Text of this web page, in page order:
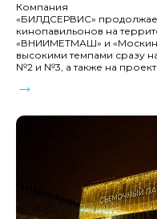
Компания
«БИЛДСЕРВИС»
кинопавильонов на
«ВНИИМЕТМАШ» и
высокими темпами сразу
№2 и №3, а также на
→